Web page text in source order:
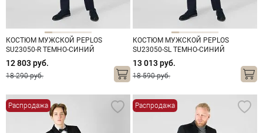
КОСТЮМ МУЖСКОЙ PEPLOS
SU23050-R ТЕМНО-СИНИЙ
12 803 руб.
18 290 руб.
КОСТЮМ МУЖСКОЙ PEPLOS
SU23050-SL ТЕМНО-СИНИЙ
13 013 руб.
18 590 руб.
Распродажа Распродажа